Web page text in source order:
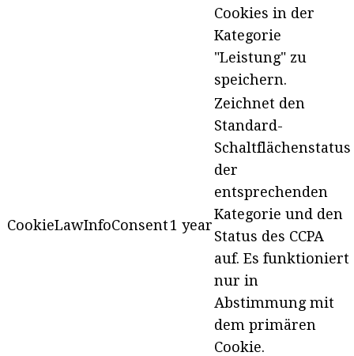
Cookies in der
Kategorie
"Leistung" zu
speichern.
CookieLawInfoConsent1 year
Zeichnet den
Standard-
Schaltflächenstatus
der
entsprechenden
Kategorie und den
Status des CCPA
auf. Es funktioniert
nur in
Abstimmung mit
dem primären
Cookie.